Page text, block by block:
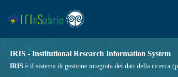
IRIS - Institutional Research Information System
IRIS è il sistema di gestione integrata dei dati della ricerca